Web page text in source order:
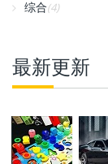
综合(4)
最新更新